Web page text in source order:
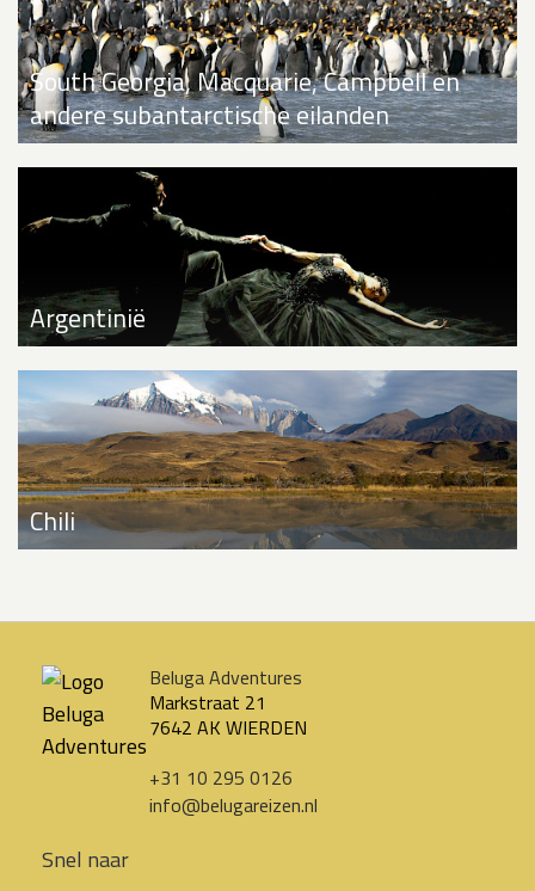
South Georgia, Macquarie, Campbell en
andere subantarctische eilanden
Argentinië
Chili
Beluga Adventures
Markstraat 21
7642 AK WIERDEN
+31 10 295 0126
info@belugareizen.nl
Snel naar